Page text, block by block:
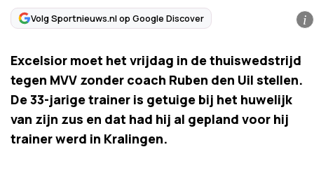
Volg Sportnieuws.nl op Google Discover i
Excelsior moet het vrijdag in de thuiswedstrijd
tegen MVV zonder coach Ruben den Uil stellen.
De 33-jarige trainer is getuige bij het huwelijk
van zijn zus en dat had hij al gepland voor hij
trainer werd in Kralingen.